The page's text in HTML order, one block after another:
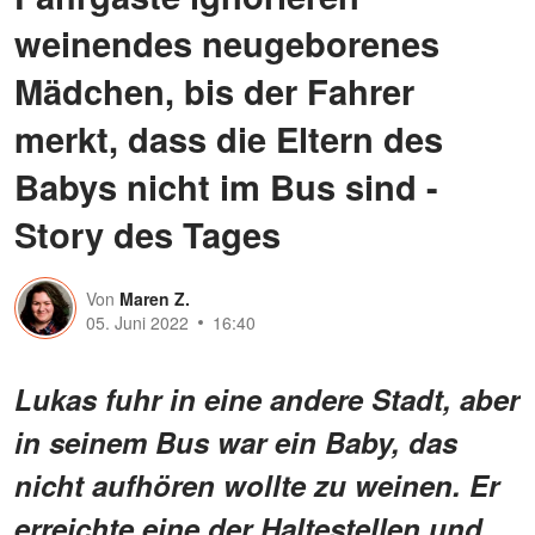
weinendes neugeborenes
Mädchen, bis der Fahrer
merkt, dass die Eltern des
Babys nicht im Bus sind -
Story des Tages
Von Maren Z.
05. Juni 2022
16:40
Lukas fuhr in eine andere Stadt, aber
in seinem Bus war ein Baby, das
nicht aufhören wollte zu weinen. Er